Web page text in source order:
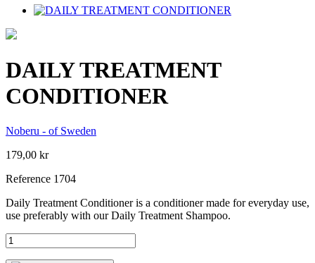
DAILY TREATMENT
CONDITIONER
Noberu - of Sweden
179,00 kr
Reference 1704
Daily Treatment Conditioner is a conditioner made for everyday use,
use preferably with our Daily Treatment Shampoo.